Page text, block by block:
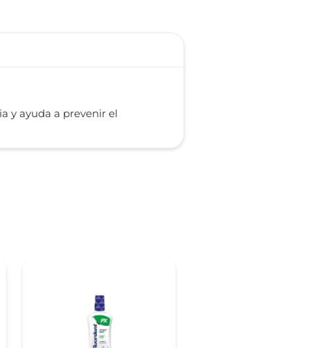
y ayuda a prevenir el